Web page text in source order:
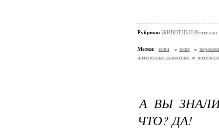
Рубрики: ЖИВОТНЫЕ/Рептилии
Метки: змеи змея
интересные животные
А ВЫ
ЧТО? ДА!